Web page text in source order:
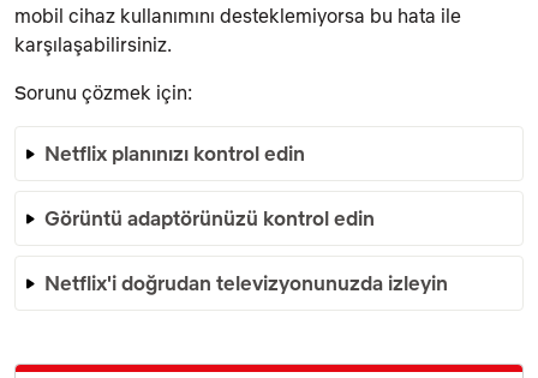
mobil cihaz kullanımını desteklemiyorsa bu hata ile
karşılaşabilirsiniz.
Sorunu çözmek için:
Netflix planınızı kontrol edin
Görüntü adaptörünüzü kontrol edin
Netflix'i doğrudan televizyonunuzda izleyin